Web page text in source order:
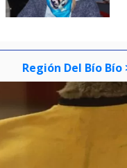
Región Del Bío Bío